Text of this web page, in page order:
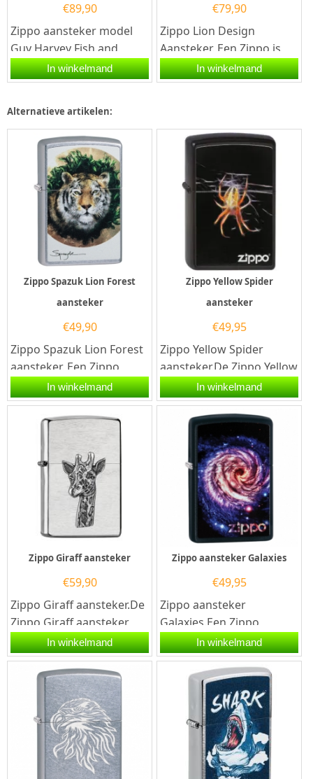
€89,90
Zippo aansteker model
Guy Harvey Fish and
Boat.Deze aansteker is
voorzien van een
In winkelmand
€79,90
Zippo Lion Design
Aansteker. Een Zippo is
een kwalitatief
goede benzineaansteker
In winkelmand
Alternatieve artikelen:
Zippo Spazuk Lion Forest
aansteker
€49,90
Zippo Spazuk Lion Forest
aansteker. Een Zippo
aansteker is een zeer
kwalitatieve aanstekers
met de...
In winkelmand
Zippo Yellow Spider
aansteker
€49,95
Zippo Yellow Spider
aansteker.De Zippo Yellow
Spider aansteker heeft
een mat zwarte
afwerking met...
In winkelmand
Zippo Giraff aansteker
€59,90
Zippo Giraff aansteker.De
Zippo Giraff aansteker
heeft een geborsteld
chrome afwerking met
een 3D...
In winkelmand
Zippo aansteker Galaxies
€49,95
Zippo aansteker
Galaxies.Een Zippo
aansteker is een
kwalitatief
goede aansteker met de...
In winkelmand